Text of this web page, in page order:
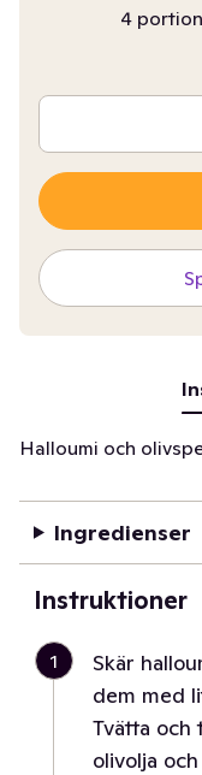
4
Halloumi och
Ingredienser
Instruktioner
1
Skär
dem med
Tvätta och
olivolja